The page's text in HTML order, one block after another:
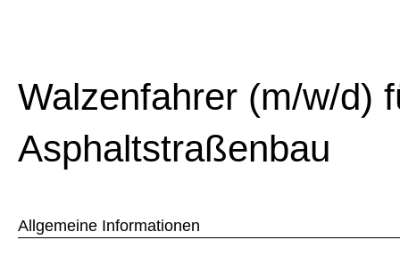
Walzenfahrer (m/w/d)
Asphaltstraßenbau
Allgemeine Informationen